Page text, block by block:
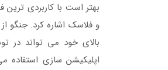
بهتر است با کاربردی
و فلاسک اشاره کرد. جنگو
بالای خود می تواند در